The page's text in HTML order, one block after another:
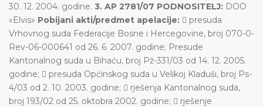
30. 12. 2004. godine. 3. AP 2781/07 PODNOSITELJ: DOO
«Elvis» Pobijani akti/predmet apelacije:  presuda
Vrhovnog suda Federacije Bosne i Hercegovine, broj 070-0-
Rev-06-000641 od 26. 6. 2007. godine; Presude
Kantonalnog suda u Bihaću, broj Pž-331/03 od 14. 12. 2005.
godine;  presuda Općinskog suda u Velikoj Kladuši, broj Ps-
4/03 od 2. 10. 2003. godine;  rješenja Kantonalnog suda,
broj 193/02 od 25. oktobra 2002. godine;  rješenje